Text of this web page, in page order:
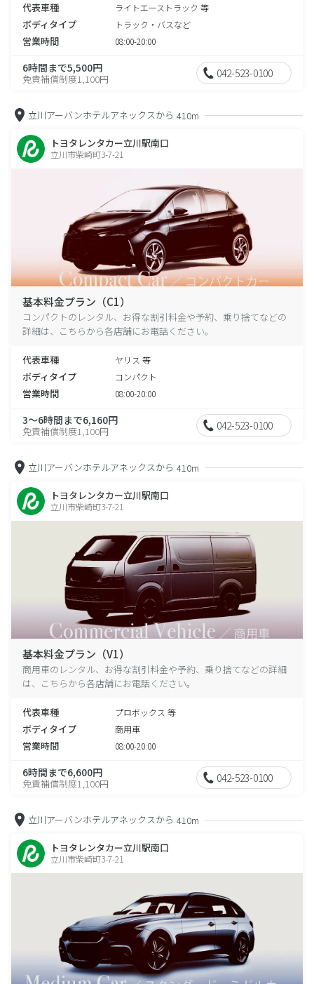
代表車種 ライトエーストラック 等
ボディタイプ トラック・バスなど
営業時間 08:00-20:00
6時間まで5,500円
免責補償制度1,100円 042-523-0100
立川アーバンホテルアネックスから 410m
トヨタレンタカー立川駅南口
立川市柴崎町3-7-21
基本料金プラン（C1）
コンパクトのレンタル、お得な割引料金や予約、乗り捨てなどの
詳細は、こちらから各店舗にお電話ください。
代表車種 ヤリス 等
ボディタイプ コンパクト
営業時間 08:00-20:00
3～6時間まで6,160円
免責補償制度1,100円 042-523-0100
立川アーバンホテルアネックスから 410m
トヨタレンタカー立川駅南口
立川市柴崎町3-7-21
基本料金プラン（V1）
商用車のレンタル、お得な割引料金や予約、乗り捨てなどの詳細
は、こちらから各店舗にお電話ください。
代表車種 プロボックス 等
ボディタイプ 商用車
営業時間 08:00-20:00
6時間まで6,600円
免責補償制度1,100円 042-523-0100
立川アーバンホテルアネックスから 410m
トヨタレンタカー立川駅南口
立川市柴崎町3-7-21